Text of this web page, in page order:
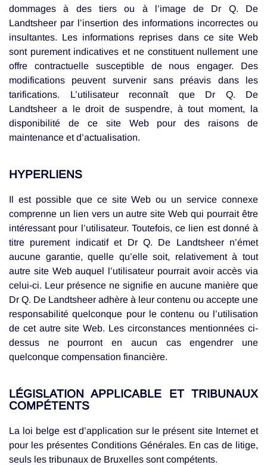
dommages à des tiers ou à l’image de Dr Q. De
Landtsheer par l’insertion des informations incorrectes ou
insultantes. Les informations reprises dans ce site Web
sont purement indicatives et ne constituent nullement une
offre contractuelle susceptible de nous engager. Des
modifications peuvent survenir sans préavis dans les
tarifications. L’utilisateur reconnaît que Dr Q. De
Landtsheer a le droit de suspendre, à tout moment, la
disponibilité de ce site Web pour des raisons de
maintenance et d’actualisation.
HYPERLIENS
Il est possible que ce site Web ou un service connexe
comprenne un lien vers un autre site Web qui pourrait être
intéressant pour l’utilisateur. Toutefois, ce lien est donné à
titre purement indicatif et Dr Q. De Landtsheer n’émet
aucune garantie, quelle qu’elle soit, relativement à tout
autre site Web auquel l’utilisateur pourrait avoir accès via
celui-ci. Leur présence ne signifie en aucune manière que
Dr Q. De Landtsheer adhère à leur contenu ou accepte une
responsabilité quelconque pour le contenu ou l’utilisation
de cet autre site Web. Les circonstances mentionnées ci-
dessus ne pourront en aucun cas engendrer une
quelconque compensation financière.
LÉGISLATION APPLICABLE ET TRIBUNAUX
COMPÉTENTS
La loi belge est d’application sur le présent site Internet et
pour les présentes Conditions Générales. En cas de litige,
seuls les tribunaux de Bruxelles sont compétents.